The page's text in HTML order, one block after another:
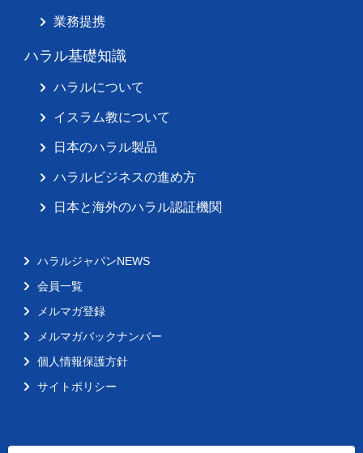
業務提携
ハラル基礎知識
ハラルについて
イスラム教について
日本のハラル製品
ハラルビジネスの進め方
日本と海外のハラル認証機関
ハラルジャパンNEWS
会員一覧
メルマガ登録
メルマガバックナンバー
個人情報保護方針
サイトポリシー